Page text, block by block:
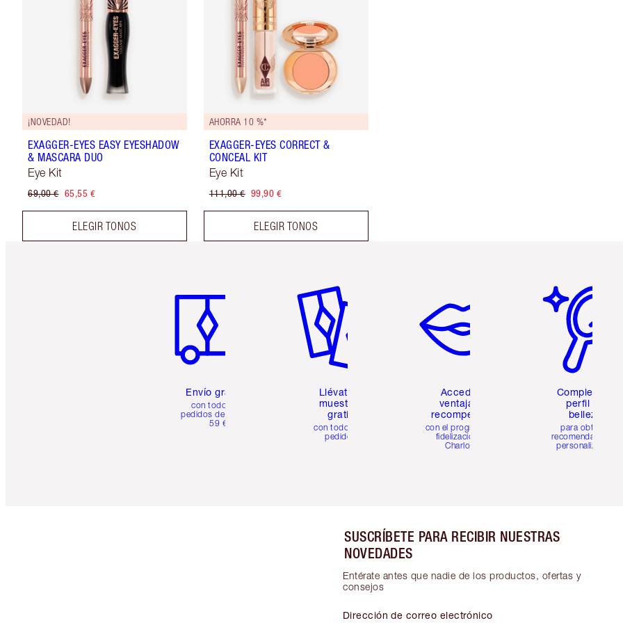
¡NOVEDAD!
EXAGGER-EYES EASY EYESHADOW
& MASCARA DUO
Eye Kit
69,00 € 65,55 €
ELEGIR TONOS
AHORRA 10 %*
EXAGGER-EYES CORRECT &
CONCEAL KIT
Eye Kit
111,00 € 99,90 €
ELEGIR TONOS
Envío gratuito
con todos los
pedidos de más de
59 €
Llévate 2
muestras
gratis
con todos los
pedidos
Accede a
ventajas y
recompensas
con el programa de
fidelización de
Charlotte
Completa tu
perfil de
belleza
para obtener
recomendaciones
personalizadas
SUSCRÍBETE PARA RECIBIR NUESTRAS
NOVEDADES
Entérate antes que nadie de los productos, ofertas y
consejos
Dirección de correo electrónico